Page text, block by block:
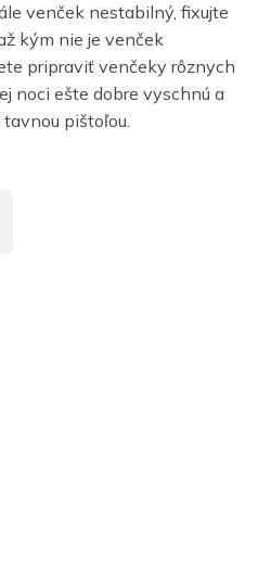
venček nestabilný, fixujte
kým nie je venček
pripraviť venčeky rôznych
noci ešte dobre vyschnú a
pištoľou.